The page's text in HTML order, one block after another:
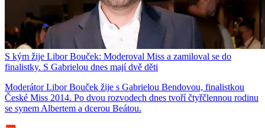
S kým žije Libor Bouček: Moderoval Miss a zamiloval se do
finalistky. S Gabrielou dnes mají dvě děti
Moderátor Libor Bouček žije s Gabrielou Bendovou, finalistkou
České Miss 2014. Po dvou rozvodech dnes tvoří čtyřčlennou rodinu
se synem Albertem a dcerou Beátou.